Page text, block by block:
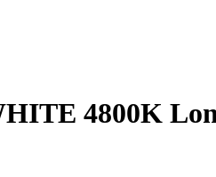
4800K